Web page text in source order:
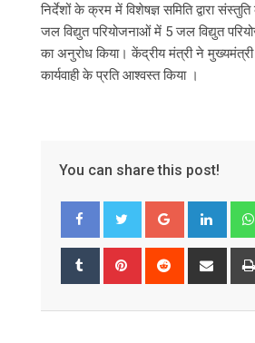
निर्देशों के क्रम में विशेषज्ञ समिति द्वारा
जल विद्युत परियोजनाओं में 5 जल विद्युत
का अनुरोध किया। केंद्रीय मंत्री ने
कार्यवाही के प्रति आश्वस्त किया ।
You can share this post!
Google+
Tumblr Pinterest Reddit
Share